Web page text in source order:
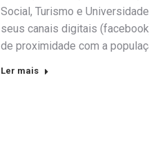
Social, Turismo e
seus canais digitais
de proximidade com a
Ler mais